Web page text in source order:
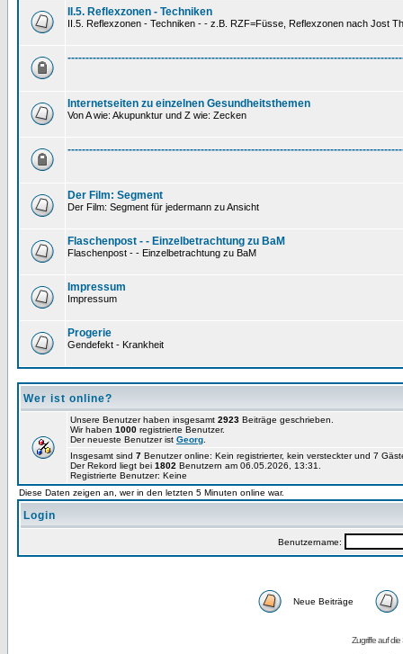
II.5. Reflexzonen - Techniken
II.5. Reflexzonen - Techniken - - z.B. RZF=Füsse, Reflexzonen nach Jost
Internetseiten zu einzelnen Gesundheitsthemen
Von A wie: Akupunktur und Z wie: Zecken
Der Film: Segment
Der Film: Segment für jedermann zu Ansicht
Flaschenpost - - Einzelbetrachtung zu BaM
Flaschenpost - - Einzelbetrachtung zu BaM
Impressum
Impressum
Progerie
Gendefekt - Krankheit
Wer ist online?
Unsere Benutzer haben insgesamt 2923 Beiträge geschrieben.
Wir haben 1000 registrierte Benutzer.
Der neueste Benutzer ist Georg
Insgesamt sind 7 Benutzer online: Kein registrierter, kein versteckter und 7
Der Rekord liegt bei 1802 Benutzern am 06.05.2026, 13:31.
Registrierte Benutzer: Keine
Diese Daten zeigen an, wer in den letzten 5 Minuten online war.
Login
Benutzername:
Neue Beiträge
Zugriffe auf